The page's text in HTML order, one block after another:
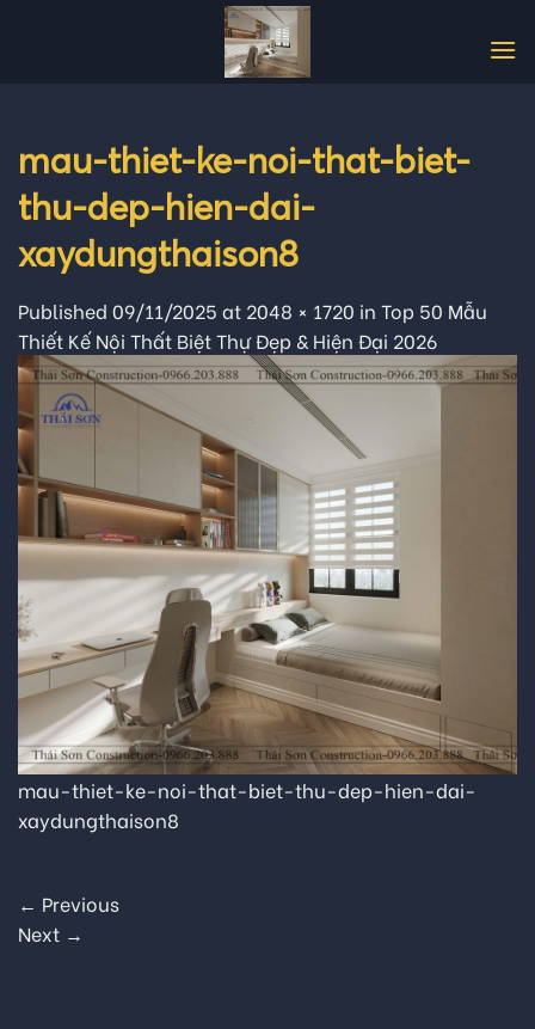
mau-thiet-ke-noi-that-biet-
thu-dep-hien-dai-
xaydungthaison8
Published 09/11/2025 at 2048 × 1720 in Top 50 Mẫu
Thiết Kế Nội Thất Biệt Thự Đẹp & Hiện Đại 2026
mau-thiet-ke-noi-that-biet-thu-dep-hien-dai-
xaydungthaison8
← Previous
Next →